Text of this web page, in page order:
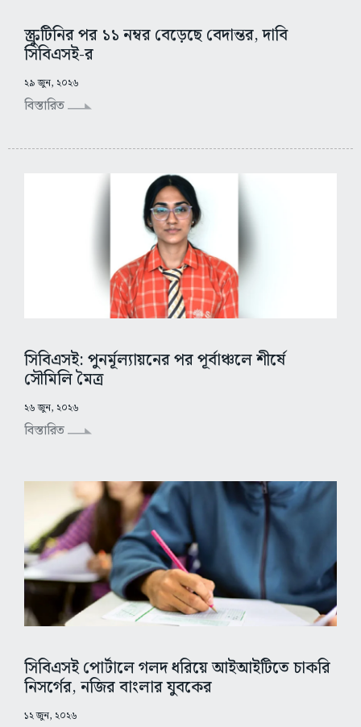
স্ক্রুটিনির পর ১১ নম্বর বেড়েছে বেদান্তর, দাবি
সিবিএসই-র
২৯ জুন, ২০২৬
বিস্তারিত
সিবিএসই: পুনর্মূল্যায়নের পর পূর্বাঞ্চলে শীর্ষে
সৌমিলি মৈত্র
২৬ জুন, ২০২৬
বিস্তারিত
সিবিএসই পোর্টালে গলদ ধরিয়ে আইআইটিতে চাকরি
নিসর্গের, নজির বাংলার যুবকের
১২ জুন, ২০২৬